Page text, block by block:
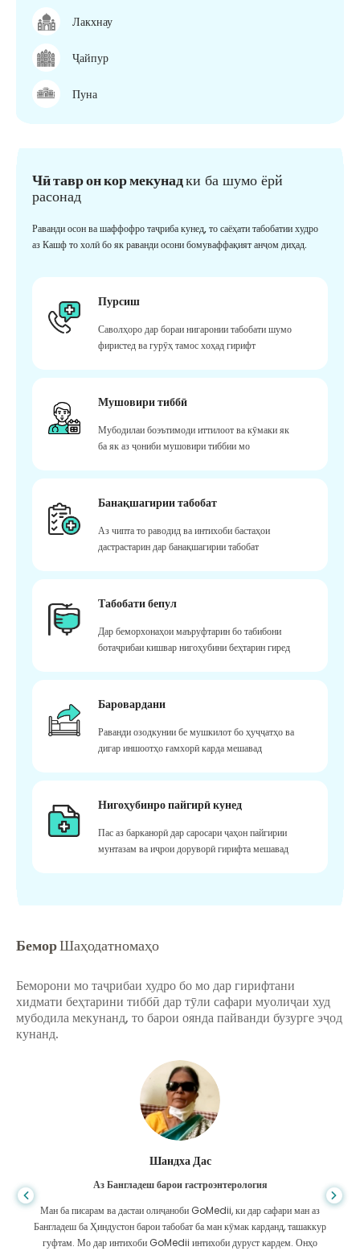
Лакхнау
Ҷайпур
Пуна
Чӣ тавр он кор мекунадки ба шумо ёрй
расонад
Раванди осон ва шаффофро таҷриба кунед, то саёҳати табобатии худро
аз Кашф то холӣ бо як раванди осони бомуваффақият анҷом диҳад.
Пурсиш
Саволҳоро дар бораи нигаронии табобати шумо
фиристед ва гурӯҳ тамос хоҳад гирифт
Мушовири тиббӣ
Мубодилаи боэътимоди иттилоот ва кӯмаки як
ба як аз ҷониби мушовири тиббии мо
Банақшагирии табобат
Аз чипта то раводид ва интихоби бастаҳои
дастрастарин дар банақшагирии табобат
Табобати бепул
Дар беморхонаҳои маъруфтарин бо табибони
ботаҷрибаи кишвар нигоҳубини беҳтарин гиред
Баровардани
Раванди озодкунии бе мушкилот бо ҳуҷҷатҳо ва
дигар иншоотҳо ғамхорӣ карда мешавад
Нигоҳубинро пайгирӣ кунед
Пас аз барканорӣ дар саросари ҷаҳон пайгирии
мунтазам ва иҷрои доруворӣ гирифта мешавад
БеморШаҳодатномаҳо
Беморони мо таҷрибаи худро бо мо дар гирифтани
хидмати беҳтарини тиббӣ дар тӯли сафари муолиҷаи худ
мубодила мекунанд, то барои оянда пайванди бузурге эҷод
кунанд.
Шандха Дас
Аз Бангладеш барои гастроэнтерология
Ман ба писарам ва дастаи олиҷаноби GoMedii, ки дар сафари ман аз
Бангладеш ба Ҳиндустон барои табобат ба ман кӯмак карданд, ташаккур
гуфтам. Мо дар интихоби GoMedii интихоби дуруст кардем. Онҳо